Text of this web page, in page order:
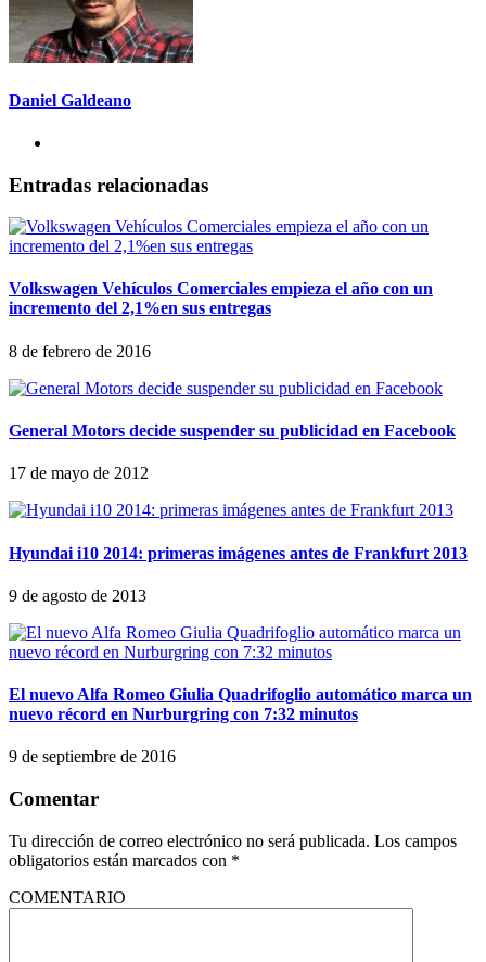
Daniel Galdeano
Entradas relacionadas
Volkswagen Vehículos Comerciales empieza el año con un
incremento del 2,1%en sus entregas
8 de febrero de 2016
General Motors decide suspender su publicidad en Facebook
17 de mayo de 2012
Hyundai i10 2014: primeras imágenes antes de Frankfurt 2013
9 de agosto de 2013
El nuevo Alfa Romeo Giulia Quadrifoglio automático marca un
nuevo récord en Nurburgring con 7:32 minutos
9 de septiembre de 2016
Comentar
Tu dirección de correo electrónico no será publicada. Los campos
obligatorios están marcados con *
COMENTARIO